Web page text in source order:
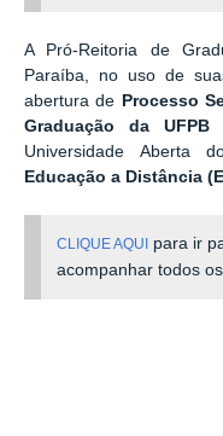
A Pró-Reitoria de
Paraíba, no uso de
abertura de Processo
Graduação da UFPB
Universidade Aberta
Educação a Distância (E
CLIQUE AQUI
para ir
acompanhar todos